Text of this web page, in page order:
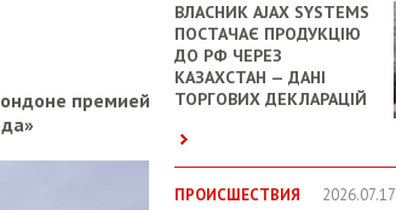
ВЛАСНИК AJAX SYSTEMS
ПОСТАЧАЄ ПРОДУКЦІЮ
ДО РФ ЧЕРЕЗ
КАЗАХСТАН — ДАНІ
ТОРГОВИХ ДЕКЛАРАЦІЙ
ПРОИСШЕСТВИЯ 2026.07.17
премией